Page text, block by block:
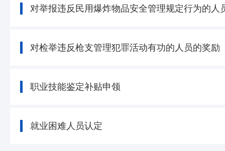
对举报违反民用爆炸物品安全管理规定行为的人
对检举违反枪支管理犯罪活动有功的人员的奖励
职业技能鉴定补贴申领
就业困难人员认定